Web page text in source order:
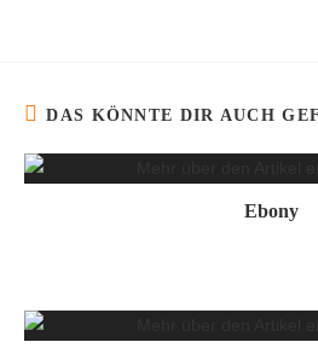
DAS KÖNNTE DIR AUCH
Ebony